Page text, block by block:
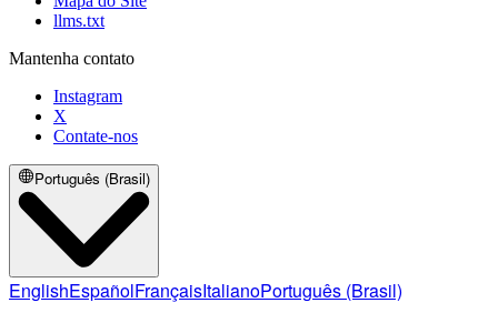
llms.txt
Mantenha contato
Instagram
X
Contate-nos
Português (Brasil)
EnglishEspañolFrançaisItalianoPortuguês (Brasil)